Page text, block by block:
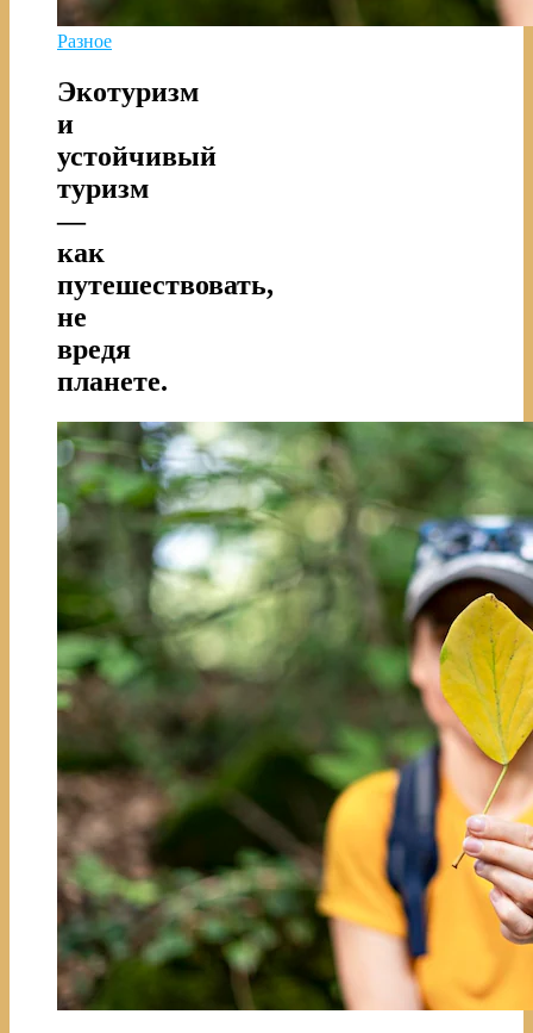
Разное
Экотуризм
и
устойчивый
туризм
—
как
путешествовать,
не
вредя
планете.